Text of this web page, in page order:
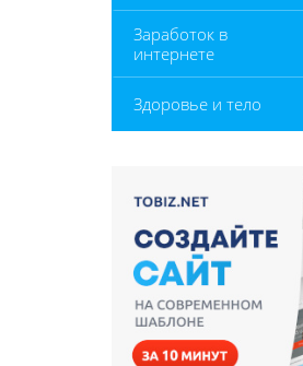
Заработок в
интернете
Здоровье и тело